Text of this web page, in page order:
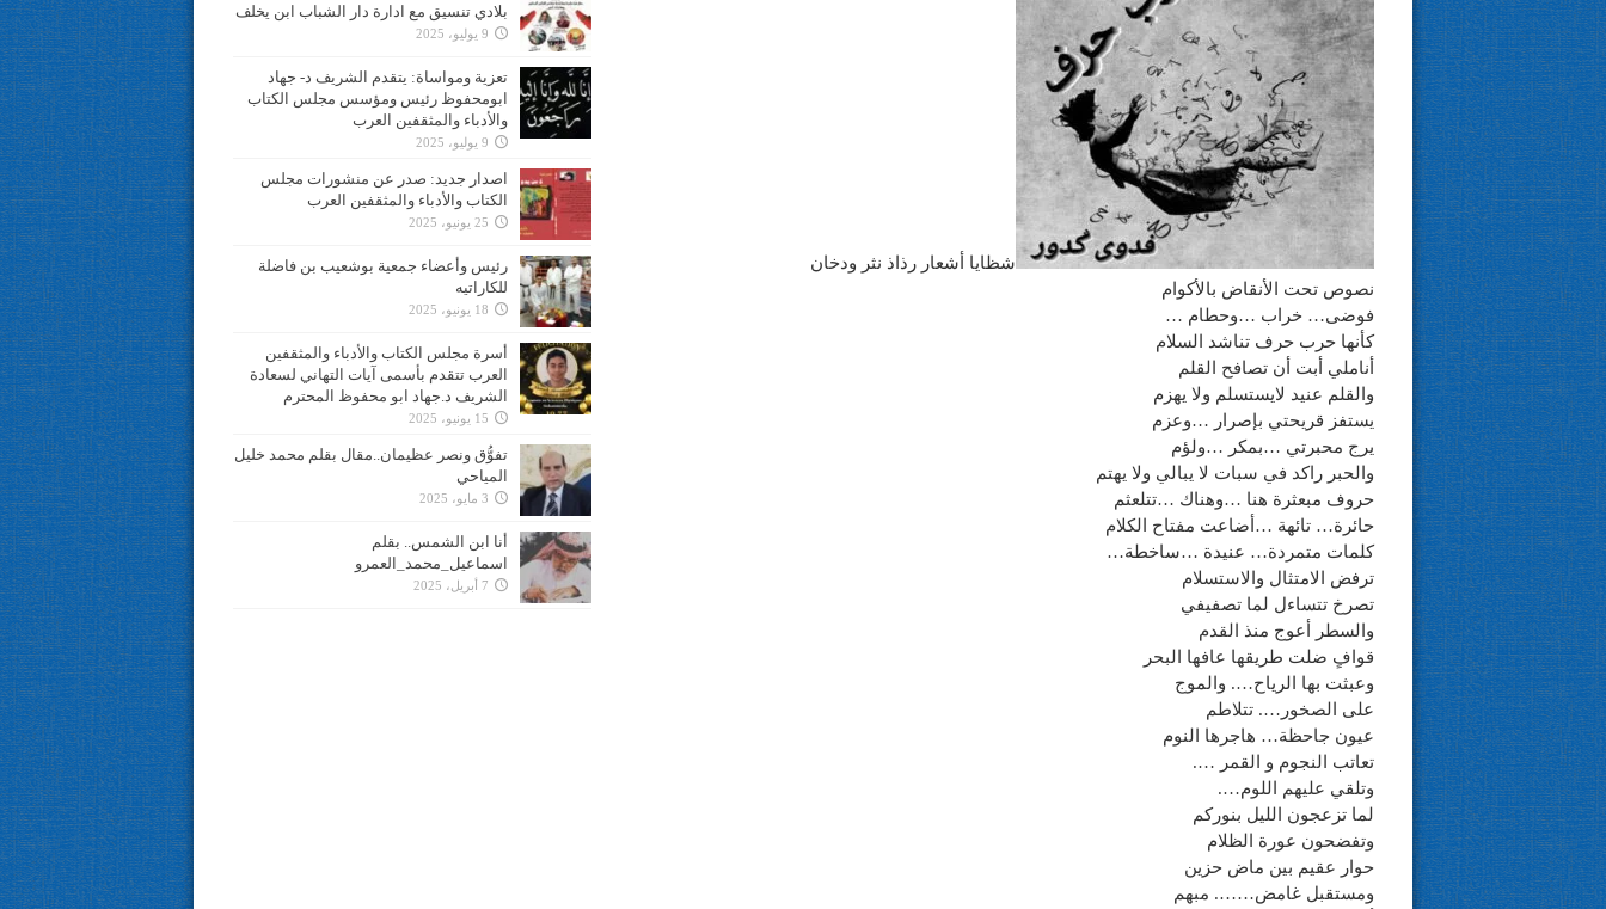
شظايا أشعار رذاذ نثر ودخان
نصوص تحت الأنقاض بالأكوام
فوضى… خراب …وحطام …
كأنها حرب حرف تناشد السلام
أناملي أبت أن تصافح القلم
والقلم عنيد لايستسلم ولا يهزم
يستفز قريحتي بإصرار …وعزم
يرج محبرتي …بمكر …ولؤم
والحبر راكد في سبات لا يبالي ولا يهتم
حروف مبعثرة هنا …وهناك …تتلعثم
حائرة… تائهة …أضاعت مفتاح الكلام
كلمات متمردة… عنيدة …ساخطة…
ترفض الامتثال والاستسلام
تصرخ تتساءل لما تصفيفي
والسطر أعوج منذ القدم
قوافٍ ضلت طريقها عافها البحر
وعبثت بها الرياح…. والموج
على الصخور…. تتلاطم
عيون جاحظة… هاجرها النوم
تعاتب النجوم و القمر ….
وتلقي عليهم اللوم….
لما تزعجون الليل بنوركم
وتفضحون عورة الظلام
حوار عقيم بين ماض حزين
ومستقبل غامض……. مبهم
بلادي تنسيق مع ادارة دار الشباب ابن يخلف
9 يوليو، 2025
تعزية ومواساة: يتقدم الشريف د- جهاد
ابومحفوظ رئيس ومؤسس مجلس الكتاب
والأدباء والمثقفين العرب
9 يوليو، 2025
اصدار جديد: صدر عن منشورات مجلس
الكتاب والأدباء والمثقفين العرب
25 يونيو، 2025
رئيس وأعضاء جمعية بوشعيب بن فاضلة
للكاراتيه
18 يونيو، 2025
أسرة مجلس الكتاب والأدباء والمثقفين
العرب تتقدم بأسمى آيات التهاني لسعادة
الشريف د.جهاد ابو محفوظ المحترم
15 يونيو، 2025
تفوُّق ونصر عظيمان..مقال بقلم محمد خليل
المياحي
3 مايو، 2025
أنا ابن الشمس.. بقلم
اسماعيل_محمد_العمرو
7 أبريل، 2025